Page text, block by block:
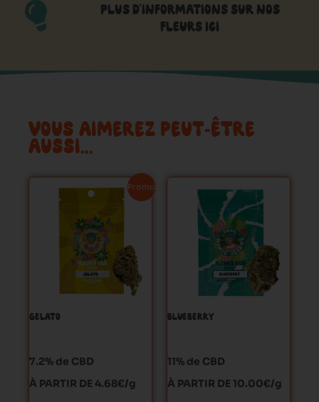
PLUS D'INFORMATIONS SUR NOS
FLEURS ICI
VOUS AIMEREZ PEUT-ÊTRE
AUSSI…
Promo !
GELATO
7.2% de CBD
À PARTIR DE 4.68€/g
Ce
produit
a
plusieurs
variations.
Les
options
page
BLUEBERRY
11% de CBD
À PARTIR DE 10.00€/g
produit
a
plusieurs
variations.
Les
options
page